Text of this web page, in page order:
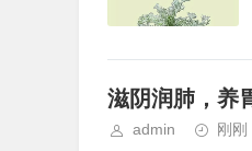
滋阴润肺，养
admin 刚刚